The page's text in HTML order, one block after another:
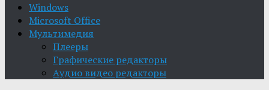
Windows
Microsoft Office
Мультимедия
Плееры
Графические редакторы
Aудио видео редакторы